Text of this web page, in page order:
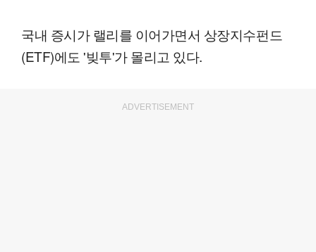
국내 증시가 랠리를 이어가면서 상장지수펀드
(ETF)에도 '빚투'가 몰리고 있다.
ADVERTISEMENT